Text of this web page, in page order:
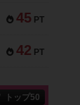
45 PT
42 PT
トップ50